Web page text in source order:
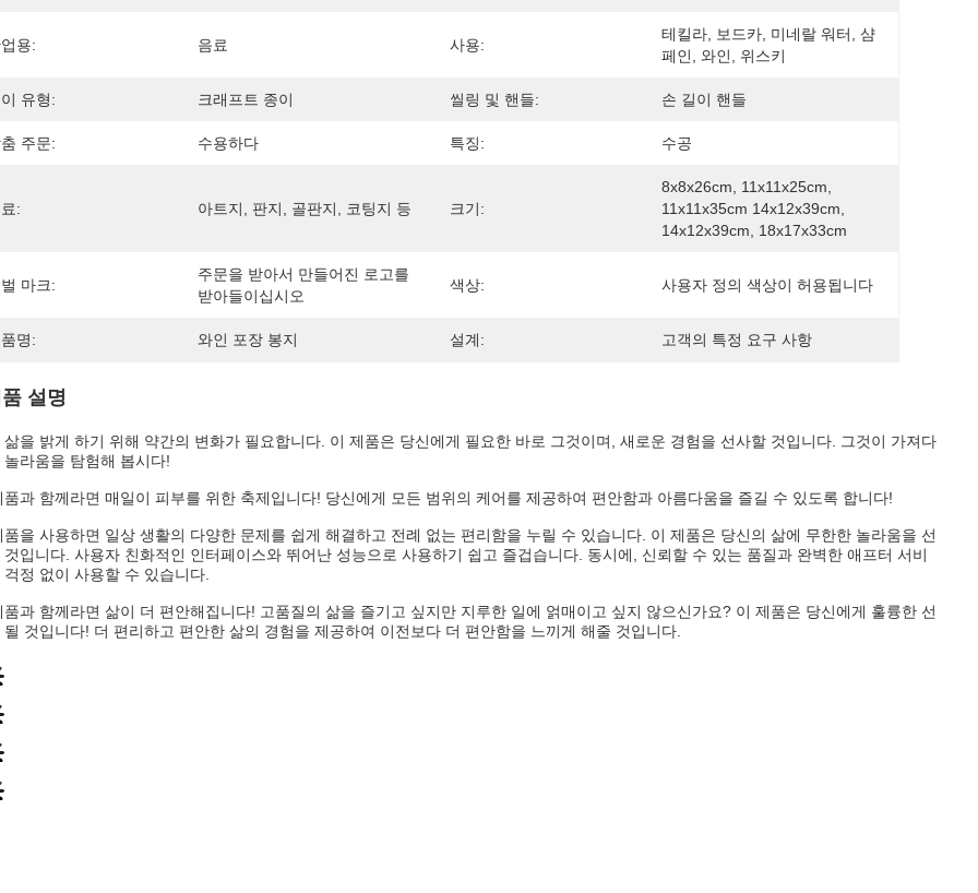
용: 음료 사용:
테킬라, 보드카, 미네랄 워터, 샴
페인, 와인, 위스키
유형: 크래프트 종이 씰링 및 핸들: 손 길이 핸들
주문: 수용하다 특징: 수공
: 아트지, 판지, 골판지, 코팅지 등 크기:
8x8x26cm, 11x11x25cm,
11x11x35cm 14x12x39cm,
14x12x39cm, 18x17x33cm
마크:
주문을 받아서 만들어진 로고를
받아들이십시오
색상: 사용자 정의 색상이 허용됩니다
명: 와인 포장 봉지 설계: 고객의 특정 요구 사항
설명
삶을 밝게 하기 위해 약간의 변화가 필요합니다. 이 제품은 당신에게 필요한 바로 그것이며, 새로운 경험을 선사할 것입니다. 그것이 가져다
놀라움을 탐험해 봅시다!
품과 함께라면 매일이 피부를 위한 축제입니다! 당신에게 모든 범위의 케어를 제공하여 편안함과 아름다움을 즐길 수 있도록 합니다!
품을 사용하면 일상 생활의 다양한 문제를 쉽게 해결하고 전례 없는 편리함을 누릴 수 있습니다. 이 제품은 당신의 삶에 무한한 놀라움을 선
것입니다. 사용자 친화적인 인터페이스와 뛰어난 성능으로 사용하기 쉽고 즐겁습니다. 동시에, 신뢰할 수 있는 품질과 완벽한 애프터 서비
걱정 없이 사용할 수 있습니다.
품과 함께라면 삶이 더 편안해집니다! 고품질의 삶을 즐기고 싶지만 지루한 일에 얽매이고 싶지 않으신가요? 이 제품은 당신에게 훌륭한 선
될 것입니다! 더 편리하고 편안한 삶의 경험을 제공하여 이전보다 더 편안함을 느끼게 해줄 것입니다.